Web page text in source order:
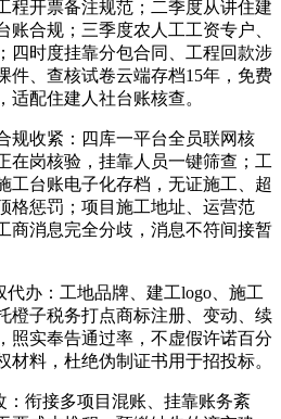
程开票备注规范；二季度从讲住建
账合规；三季度农人工工资专户、
四时度挂靠分包合同、工程回款涉
件、查核试卷云端存档15年，免费
适配住建人社台账核查。
收紧：四库一平台全员联网核
在岗核验，挂靠人员一键筛查；工
工台账电子化存档，无证施工、超
格惩罚；项目施工地址、运营范
商消息完全分歧，消息不符间接暂
办：工地品牌、建工logo、施工
橙子税务打点商标注册、变动、续
照实奉告通过率，不虚假许诺百分
材料，杜绝伪制证书用于招投标。
衔接多项目混账、挂靠账务紊